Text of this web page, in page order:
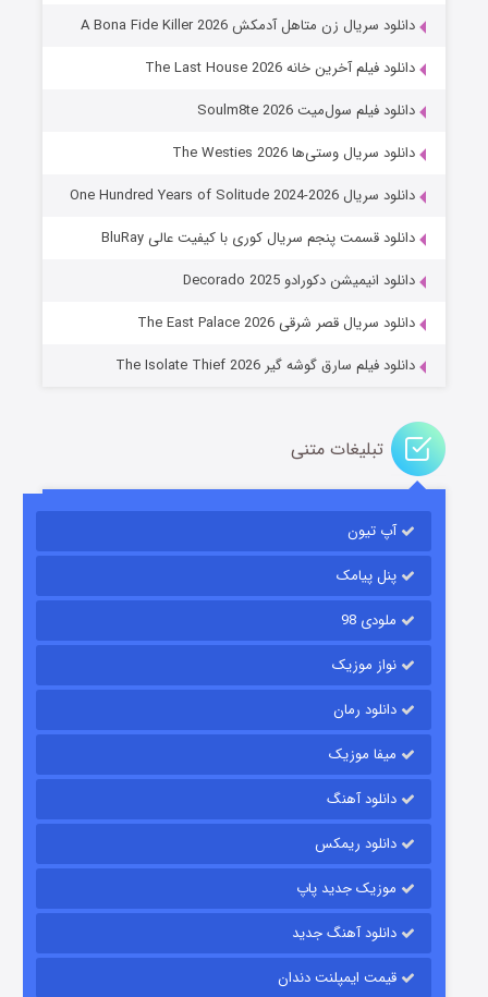
عملیات آپارتمان
قسمت۲ (زیرنویس) منتشر شد
شکست استوارت در نجات جهان
قسمت
دانلود سریال زن متاهل آدمکش A Bona Fide Killer 2026
دانلود فیلم آخرین خانه The Last House 2026
دانلود فیلم سول‌میت Soulm8te 2026
دانلود سریال وستی‌ها The Westies 2026
دانلود سریال One Hundred Years of Solitude 2024-2026
دانلود قسمت پنجم سریال کوری با کیفیت عالی BluRay
دانلود انیمیشن دکورادو Decorado 2025
دانلود سریال قصر شرقی The East Palace 2026
دانلود فیلم سارق گوشه گیر The Isolate Thief 2026
تبلیغات متنی
آپ تیون
پنل پیامک
ملودی 98
نواز موزیک
دانلود رمان
میفا موزیک
دانلود آهنگ
دانلود ریمکس
موزیک جدید پاپ
دانلود آهنگ جدید
قیمت ایمپلنت دندان